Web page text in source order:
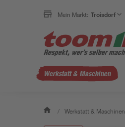
Mein Markt: Troisdorf
Werkstatt & Maschinen
/ Werkstatt & Maschinen